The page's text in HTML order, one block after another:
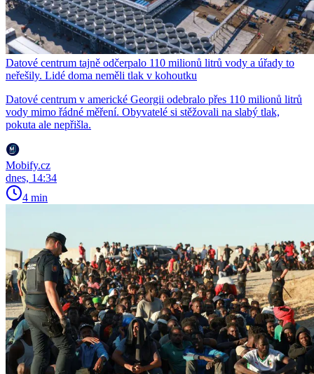
Datové centrum tajně odčerpalo 110 milionů litrů vody a úřady to
neřešily. Lidé doma neměli tlak v kohoutku
Datové centrum v americké Georgii odebralo přes 110 milionů litrů
vody mimo řádné měření. Obyvatelé si stěžovali na slabý tlak,
pokuta ale nepřišla.
Mobify.cz
dnes, 14:34
4 min